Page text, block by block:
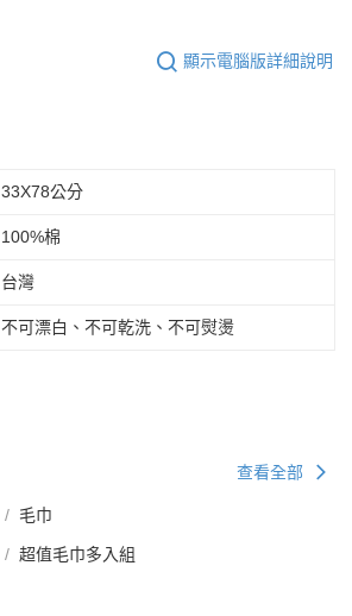
顯示電腦版詳細說明
33X78公分
100%棉
台灣
不可漂白、不可乾洗、不可熨燙
查看全部
毛巾
超值毛巾多入組